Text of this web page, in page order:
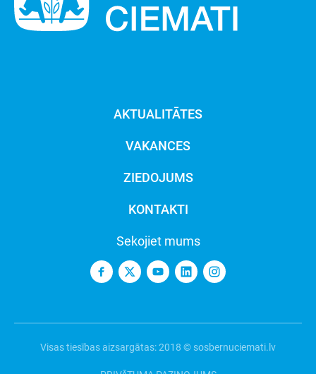
AKTUALITĀTES
VAKANCES
ZIEDOJUMS
KONTAKTI
Sekojiet mums
Visas tiesības aizsargātas: 2018 © sosbernuciemati.lv